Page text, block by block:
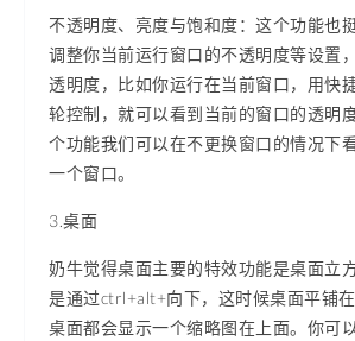
不透明度、亮度与饱和度：这个功能也
调整你当前运行窗口的不透明度等设置
透明度，比如你运行在当前窗口，用快
轮控制，就可以看到当前的窗口的透明
个功能我们可以在不更换窗口的情况下
一个窗口。
3.桌面
奶牛觉得桌面主要的特效功能是桌面立
是通过ctrl+alt+向下，这时候桌面平铺
桌面都会显示一个缩略图在上面。你可